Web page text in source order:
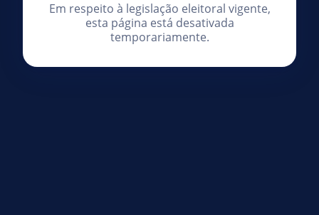
Em respeito à legislação eleitoral vigente,
esta página está desativada
temporariamente.